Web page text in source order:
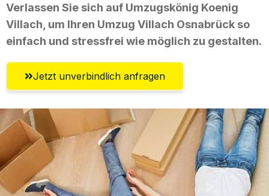
Verlassen Sie sich auf Umzugskönig Koenig
Villach, um Ihren Umzug Villach Osnabrück so
einfach und stressfrei wie möglich zu gestalten.
Jetzt unverbindlich anfragen